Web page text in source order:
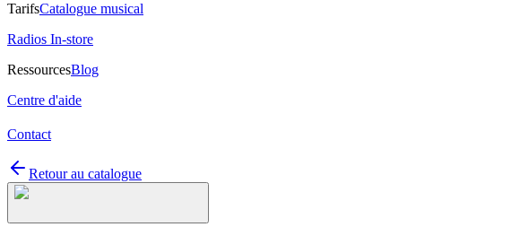
TarifsCatalogue musical
Radios In-store
RessourcesBlog
Centre d'aide
Contact
Retour au catalogue